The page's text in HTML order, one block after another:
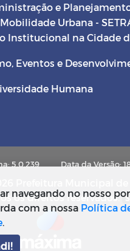
e
Urbana -
Institucional na Cidade
Eventos e
Humana
5.0.239 Data da Versão:
os direitos reservados.
navegando no nosso
com a nossa Política
.